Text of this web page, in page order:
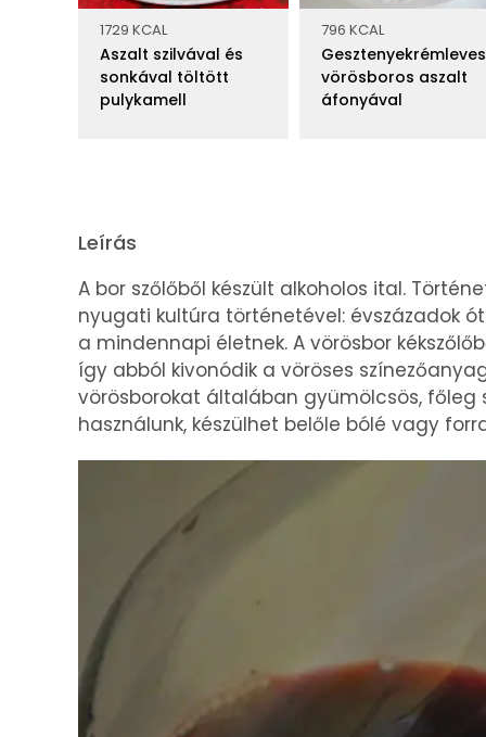
1729 KCAL
Aszalt szilvával és
sonkával töltött
pulykamell
796 KCAL
Gesztenyekrémleves
vörösboros aszalt
áfonyával
Leírás
A bor szőlőből készült alkoholos ital.
nyugati kultúra történetével: évszázadok
a mindennapi életnek. A vörösbor
így abból kivonódik a vöröses
vörösborokat általában gyümölcsös, főleg
használunk, készülhet belőle bólé vagy